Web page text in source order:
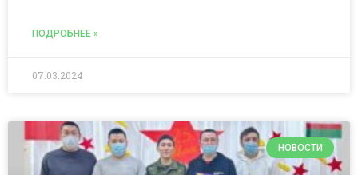
ПОДРОБНЕЕ »
07.03.2024
НОВОСТИ